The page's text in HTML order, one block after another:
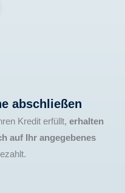
abschließen
Kredit erfüllt, erhalten
auf Ihr angegebenes